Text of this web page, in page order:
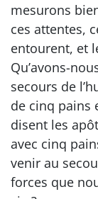
mesurons
ces attentes,
entourent, et
Qu’avons-
secours de
de cinq pains
disent les
avec cinq
venir au
forces que